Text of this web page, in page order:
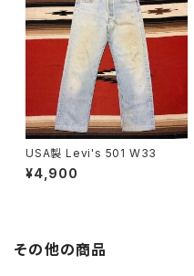
USA製 Levi's 501 W33
¥4,900
その他の商品